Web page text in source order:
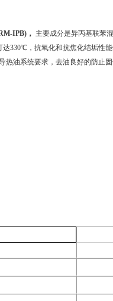
IPB)， 主要成分是异丙基联苯
达330℃，抗氧化和抗焦化结垢性
热油系统要求，去油良好的防止